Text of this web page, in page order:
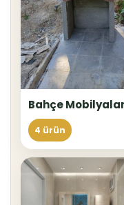
Bahçe
4 ürün